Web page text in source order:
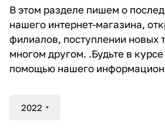
В этом разделе пишем о
нашего интернет-магазина,
филиалов, поступлении новых
многом другом. .Будьте в
помощью нашего
2022